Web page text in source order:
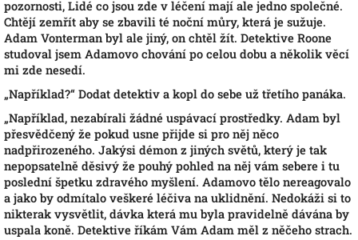
pozornosti, Lidé co jsou zde v léčení mají ale jedno společné.
Chtějí zemřít aby se zbavili té noční můry, která je sužuje.
Adam Vonterman byl ale jiný, on chtěl žít. Detektive Roone
studoval jsem Adamovo chování po celou dobu a několik věcí
mi zde nesedí.
„Například?“ Dodat detektiv a kopl do sebe už třetího panáka.
„Například, nezabírali žádné uspávací prostředky. Adam byl
přesvědčený že pokud usne přijde si pro něj něco
nadpřirozeného. Jakýsi démon z jiných světů, který je tak
nepopsatelně děsivý že pouhý pohled na něj vám sebere i tu
poslední špetku zdravého myšlení. Adamovo tělo nereagovalo
a jako by odmítalo veškeré léčiva na uklidnění. Nedokáži si to
nikterak vysvětlit, dávka která mu byla pravidelně dávána by
uspala koně. Detektive říkám Vám Adam měl z něčeho strach.